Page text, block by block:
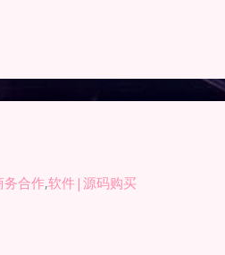
务合作,软件|源码购买